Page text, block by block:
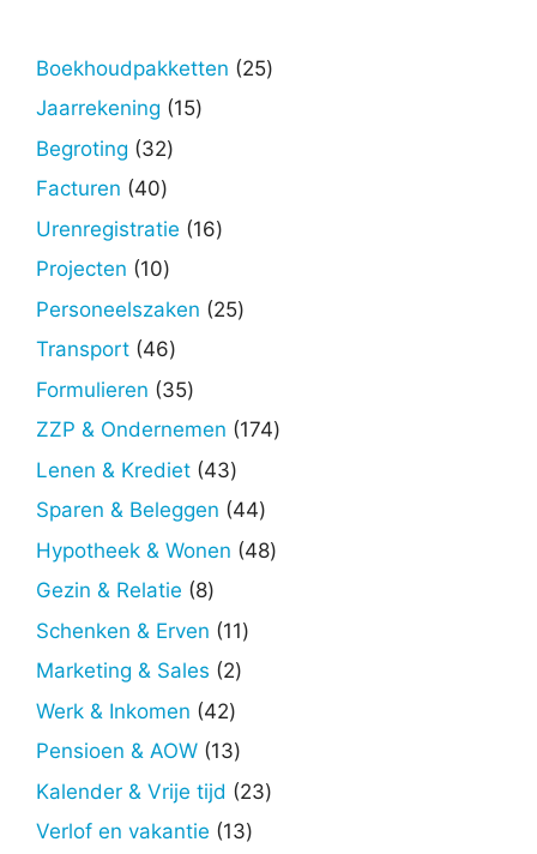
Boekhoudpakketten 2525
Jaarrekening 1515
Begroting 3232
Facturen 4040
producten
Urenregistratie 1616
Projecten 1010
producten
Personeelszaken 2525
Transport 4646
producten
Formulieren 3535
producten
ZZP & Ondernemen 174174
Lenen & Krediet 4343
producten
Sparen & Beleggen 4444
producten
Hypotheek & Wonen 4848
Gezin & Relatie 88
producten
Schenken & Erven 1111
Marketing & Sales 22
Werk & Inkomen 4242
producten
Pensioen & AOW 1313
producten
Kalender & Vrije tijd 2323
Verlof en vakantie 1313